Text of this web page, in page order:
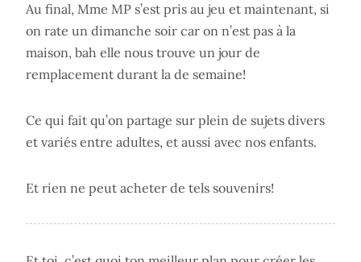
Au final, Mme MP s’est pris au jeu et maintenant, si
on rate un dimanche soir car on n’est pas à la
maison, bah elle nous trouve un jour de
remplacement durant la de semaine!
Ce qui fait qu’on partage sur plein de sujets divers
et variés entre adultes, et aussi avec nos enfants.
Et rien ne peut acheter de tels souvenirs!